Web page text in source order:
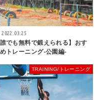
2022.03.25
誰でも無料で鍛えられる】おす
トレーニング-公園編-
TRAINING/トレーニング